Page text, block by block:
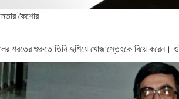
কৈশোর
শরতের শুরুতে তিনি দুশিযে খোজাস্তেহকে বিয়ে করেন।